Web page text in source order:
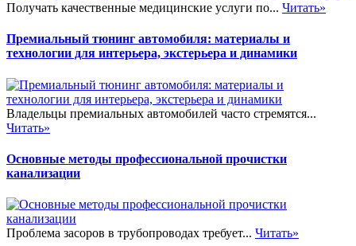
Получать качественные медицинские услуги по... Читать»
Премиальный тюнинг автомобиля: материалы и
технологии для интерьера, экстерьера и динамики
Владельцы премиальных автомобилей часто стремятся...
Читать»
Основные методы профессиональной прочистки
канализации
Проблема засоров в трубопроводах требует... Читать»